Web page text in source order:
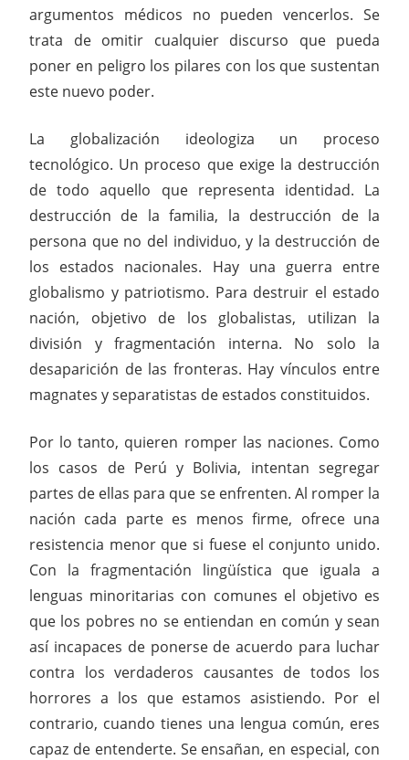
argumentos médicos no pueden vencerlos. Se
trata de omitir cualquier discurso que pueda
poner en peligro los pilares con los que sustentan
este nuevo poder.
La globalización ideologiza un proceso
tecnológico. Un proceso que exige la destrucción
de todo aquello que representa identidad. La
destrucción de la familia, la destrucción de la
persona que no del individuo, y la destrucción de
los estados nacionales. Hay una guerra entre
globalismo y patriotismo. Para destruir el estado
nación, objetivo de los globalistas, utilizan la
división y fragmentación interna. No solo la
desaparición de las fronteras. Hay vínculos entre
magnates y separatistas de estados constituidos.
Por lo tanto, quieren romper las naciones. Como
los casos de Perú y Bolivia, intentan segregar
partes de ellas para que se enfrenten. Al romper la
nación cada parte es menos firme, ofrece una
resistencia menor que si fuese el conjunto unido.
Con la fragmentación lingüística que iguala a
lenguas minoritarias con comunes el objetivo es
que los pobres no se entiendan en común y sean
así incapaces de ponerse de acuerdo para luchar
contra los verdaderos causantes de todos los
horrores a los que estamos asistiendo. Por el
contrario, cuando tienes una lengua común, eres
capaz de entenderte. Se ensañan, en especial, con